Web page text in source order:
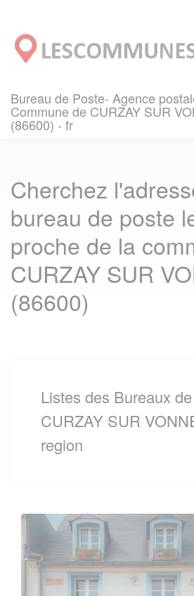
Bureau de Poste- Agence
Commune de CURZAY SUR
(86600) - fr
Cherchez
bureau de poste
proche de la
CURZAY SUR
(86600)
Listes des Bureaux
CURZAY SUR
region